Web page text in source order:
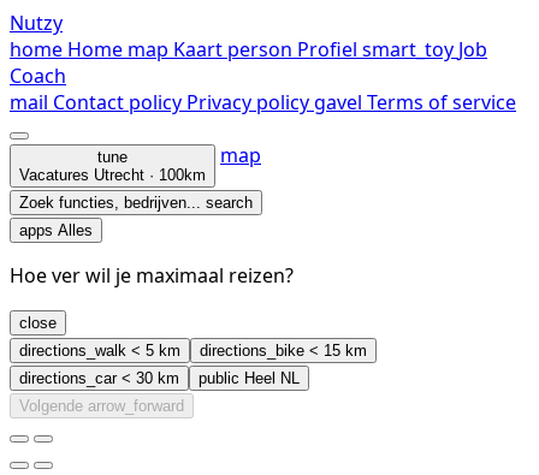
Nutzy
home Home map Kaart person Profiel smart_toy Job
Coach
mail Contact policy Privacy policygavel Terms of service
tune
Vacatures Utrecht · 100km
map
Zoek functies, bedrijven... search
apps Alles
Hoe ver wil je maximaal reizen?
close
directions_walk < 5 km directions_bike < 15 km
directions_car< 30 km public Heel NL
Volgende arrow_forward